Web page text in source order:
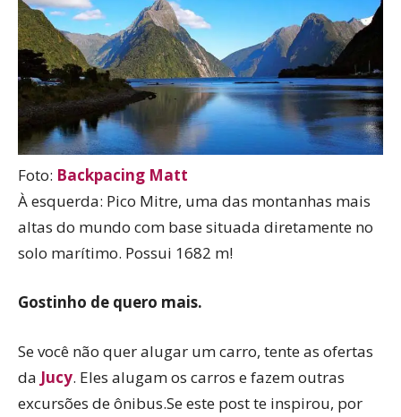
Foto: Backpacing Matt
À esquerda: Pico Mitre, uma das montanhas mais
altas do mundo com base situada diretamente no
solo marítimo. Possui 1682 m!
Gostinho de quero mais.
Se você não quer alugar um carro, tente as ofertas
da Jucy. Eles alugam os carros e fazem outras
excursões de ônibus.Se este post te inspirou, por